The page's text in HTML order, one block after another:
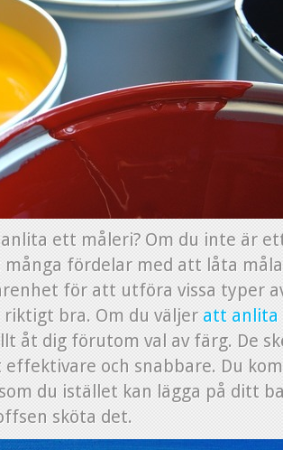
ett måleri? Om du inte är
många fördelar med att låta
för att utföra vissa typer
bra. Om du väljer att
åt dig förutom val av färg. De
och snabbare. Du
du istället kan lägga på ditt
sköta det.